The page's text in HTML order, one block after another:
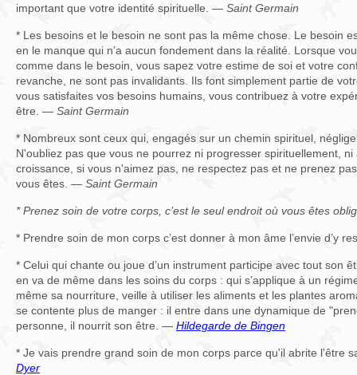
important que votre identité spirituelle. — Saint Germain
* Les besoins et le besoin ne sont pas la même chose. Le besoin
en le manque qui n’a aucun fondement dans la réalité. Lorsque
comme dans le besoin, vous sapez votre estime de soi et votre
revanche, ne sont pas invalidants. Ils font simplement partie de
vous satisfaites vos besoins humains, vous contribuez à votre
être. — Saint Germain
* Nombreux sont ceux qui, engagés sur un chemin spirituel,
N'oubliez pas que vous ne pourrez ni progresser spirituellement,
croissance, si vous n'aimez pas, ne respectez pas et ne prenez
vous êtes. — Saint Germain
* Prenez soin de votre corps, c’est le seul endroit où vous êtes
* Prendre soin de mon corps c’est donner à mon âme l’envie d’y
* Celui qui chante ou joue d’un instrument participe avec tout son
en va de même dans les soins du corps : qui s’applique à un
même sa nourriture, veille à utiliser les aliments et les plantes
se contente plus de manger : il entre dans une dynamique de
personne, il nourrit son être. — Hildegarde de Bingen
* Je vais prendre grand soin de mon corps parce qu'il abrite l'être
Dyer